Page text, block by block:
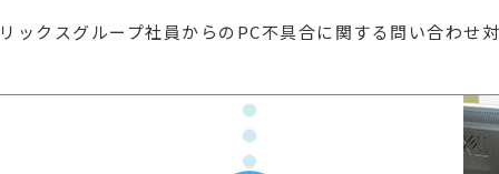
ックスグループ社員からのPC不具合に関する問い合わせ